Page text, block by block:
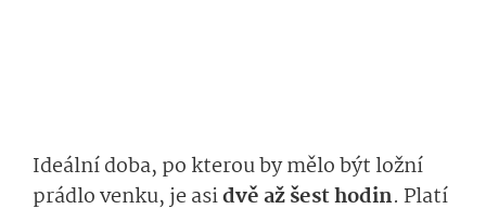
Ideální doba, po kterou by mělo být ložní
prádlo venku, je asidvě až šest hodin. Platí